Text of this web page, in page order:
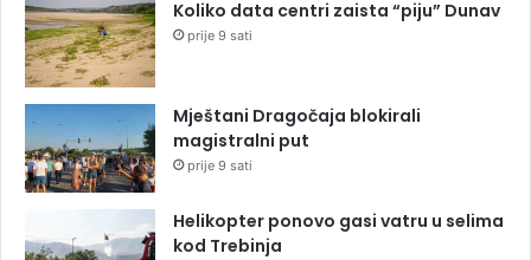
Koliko data centri zaista “piju” Dunav
prije 9 sati
Mještani Dragočaja blokirali
magistralni put
prije 9 sati
Helikopter ponovo gasi vatru u selima
kod Trebinja